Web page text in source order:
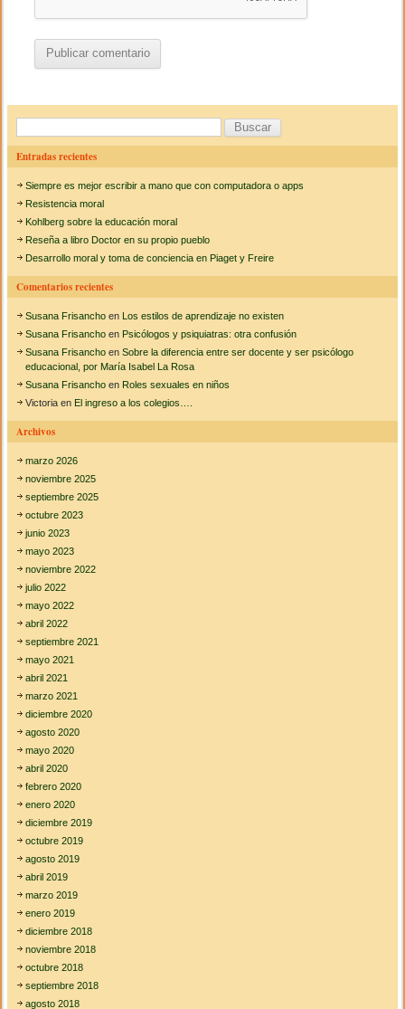
u
c
a
Entradas recientes
Siempre es mejor escribir a mano que con computadora o apps
Resistencia moral
Kohlberg sobre la educación moral
Reseña a libro Doctor en su propio pueblo
Desarrollo moral y toma de conciencia en Piaget y Freire
Comentarios recientes
Susana Frisancho enLos estilos de aprendizaje no existen
Susana Frisancho enPsicólogos y psiquiatras: otra confusión
Susana Frisancho enSobre la diferencia entre ser docente y ser psicólogo
educacional, por María Isabel La Rosa
Susana Frisancho enRoles sexuales en niños
Victoria enEl ingreso a los colegios….
Archivos
marzo 2026
noviembre 2025
septiembre 2025
octubre 2023
junio 2023
mayo 2023
noviembre 2022
julio 2022
mayo 2022
abril 2022
septiembre 2021
mayo 2021
abril 2021
marzo 2021
diciembre 2020
agosto 2020
mayo 2020
abril 2020
febrero 2020
enero 2020
diciembre 2019
octubre 2019
agosto 2019
abril 2019
marzo 2019
enero 2019
diciembre 2018
noviembre 2018
octubre 2018
septiembre 2018
agosto 2018